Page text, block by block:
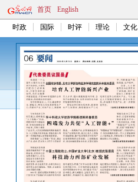
首页 English
时政 国际 时评 理论 文化